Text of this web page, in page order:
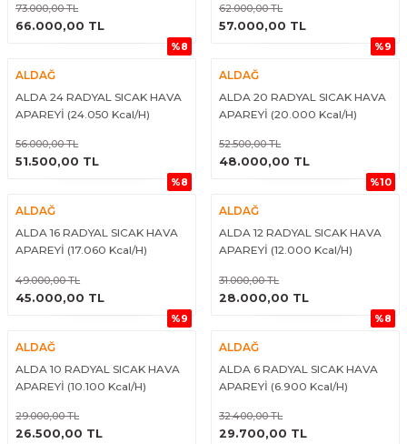
73.000,00 TL
66.000,00 TL
ÜRÜNÜ İNCELE 62.000,00 TL
57.000,00 TL
ÜRÜNÜ İNCELE
%8
ALDAĞ
ALDA 24 RADYAL SICAK HAVA
APAREYİ (24.050 Kcal/H)
56.000,00 TL
51.500,00 TL
ÜRÜNÜ İNCELE
%9
ALDAĞ
ALDA 20 RADYAL SICAK HAVA
APAREYİ (20.000 Kcal/H)
52.500,00 TL
48.000,00 TL
ÜRÜNÜ İNCELE
%8
ALDAĞ
ALDA 16 RADYAL SICAK HAVA
APAREYİ (17.060 Kcal/H)
49.000,00 TL
45.000,00 TL
ÜRÜNÜ İNCELE
%10
ALDAĞ
ALDA 12 RADYAL SICAK HAVA
APAREYİ (12.000 Kcal/H)
31.000,00 TL
28.000,00 TL
ÜRÜNÜ İNCELE
%9
ALDAĞ
ALDA 10 RADYAL SICAK HAVA
APAREYİ (10.100 Kcal/H)
29.000,00 TL
26.500,00 TL
ÜRÜNÜ İNCELE
%8
ALDAĞ
ALDA 6 RADYAL SICAK HAVA
APAREYİ (6.900 Kcal/H)
32.400,00 TL
29.700,00 TL
ÜRÜNÜ İNCELE